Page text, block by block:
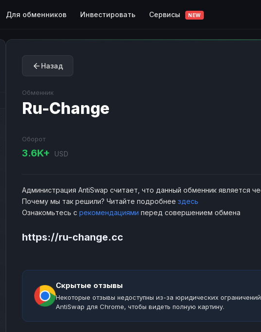
Для обменников Инвестировать Сервисы NEW
Назад
Обменник
Ru-Change
Оборот
3.6K+ USD
Администрация AntiSwap считает, что данный обменник является
Почему мы так решили? Читайте подробнее здесь
Ознакомьтесь с рекомендациями перед совершением обмена
https://ru-change.cc
Скрытые отзывы
Некоторые отзывы недоступны из-за юридических
AntiSwap для Chrome, чтобы видеть полную картину.